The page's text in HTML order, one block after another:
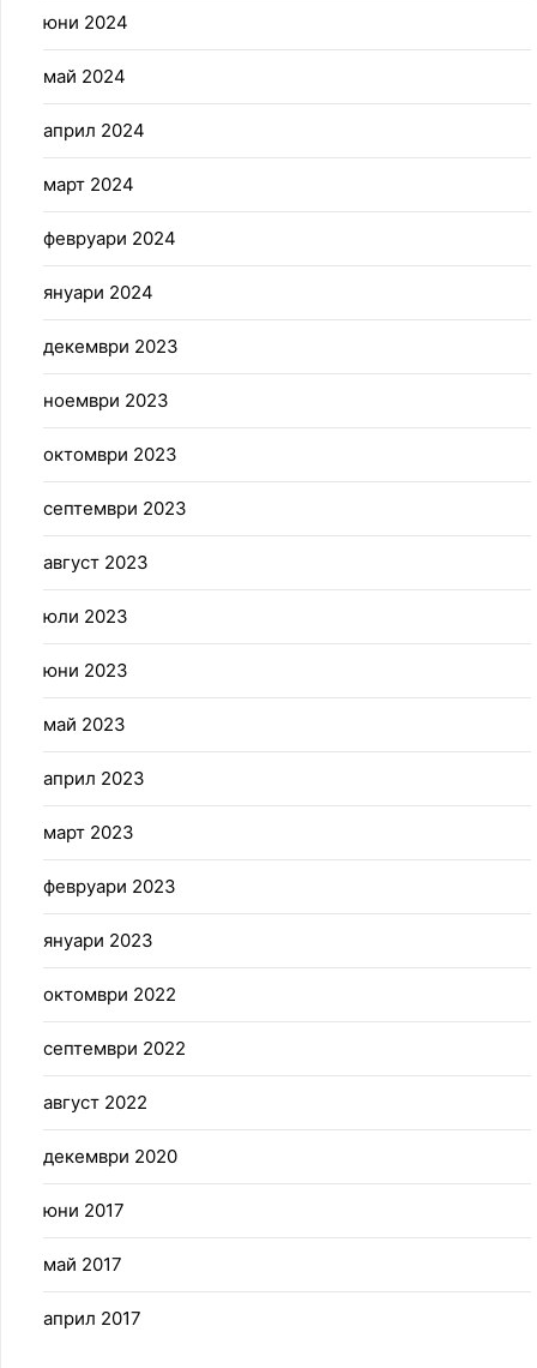
юни 2024
май 2024
април 2024
март 2024
февруари 2024
януари 2024
декември 2023
ноември 2023
октомври 2023
септември 2023
август 2023
юли 2023
юни 2023
май 2023
април 2023
март 2023
февруари 2023
януари 2023
октомври 2022
септември 2022
август 2022
декември 2020
юни 2017
май 2017
април 2017